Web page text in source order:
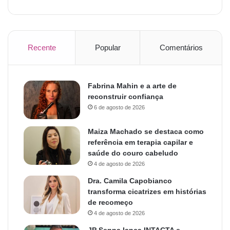
Recente Popular Comentários
Fabrina Mahin e a arte de
reconstruir confiança
6 de agosto de 2026
Maiza Machado se destaca como
referência em terapia capilar e
saúde do couro cabeludo
4 de agosto de 2026
Dra. Camila Capobianco
transforma cicatrizes em histórias
de recomeço
4 de agosto de 2026